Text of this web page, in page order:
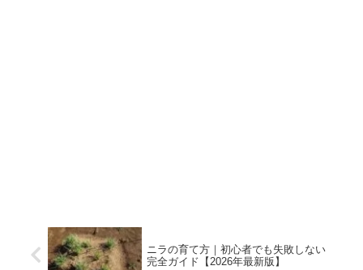
ニラの育て方｜初心者でも失敗しない
完全ガイド【2026年最新版】